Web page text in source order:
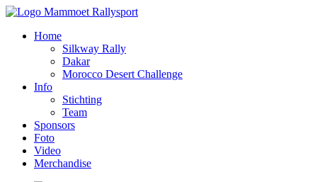
Home
Silkway Rally
Dakar
Morocco Desert Challenge
Info
Stichting
Team
Sponsors
Foto
Video
Merchandise